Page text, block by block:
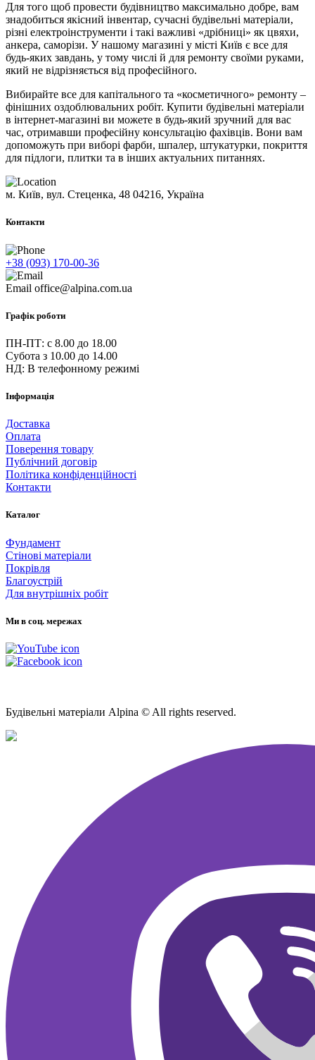
Для того щоб провести будівництво максимально добре, вам
знадобиться якісний інвентар, сучасні будівельні матеріали,
різні електроінструменти і такі важливі «дрібниці» як цвяхи,
анкера, саморізи. У нашому магазині у місті Київ є все для
будь-яких завдань, у тому числі й для ремонту своїми руками,
який не відрізняється від професійного.
Вибирайте все для капітального та «косметичного» ремонту –
фінішних оздоблювальних робіт. Купити будівельні матеріали
в інтернет-магазині ви можете в будь-який зручний для вас
час, отримавши професійну консультацію фахівців. Вони вам
допоможуть при виборі фарби, шпалер, штукатурки, покриття
для підлоги, плитки та в інших актуальних питаннях.
м. Київ, вул. Стеценка, 48 04216, Україна
Контакти
+38 (093) 170-00-36
Email office@alpina.com.ua
Графік роботи
ПН-ПТ: c 8.00 до 18.00
Субота з 10.00 до 14.00
НД: В телефонному режимі
Інформація
Доставка
Оплата
Поверення товару
Публічний договір
Політика конфіденційності
Контакти
Каталог
Фундамент
Стінові матеріали
Покрівля
Благоустрій
Для внутрішніх робіт
Ми в соц. мережах
Будівельні матеріали Alpina © All rights reserved.